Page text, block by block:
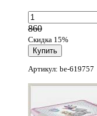
860
Скидка 15%
Артикул: be-619757